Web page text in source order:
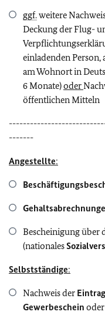
ggf.weitere
Deckung der Flug-
einladenden Person,
am Wohnort in
6 Monate)oder
öffentlichen Mitteln
-------
Angestellte:
Bescheinigung über
(nationales
Selbstständige:
Nachweis der
Gewerbeschein